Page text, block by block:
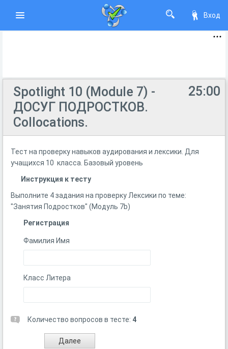
Вход
25:00
Spotlight 10 (Module 7) -
ДОСУГ ПОДРОСТКОВ.
Collocations.
Тест на проверку навыков аудирования и лексики. Для
учащихся 10 класса. Базовый уровень
Инструкция к тесту
Выполните 4 задания на проверку Лексики по теме:
"Занятия Подростков" (Модуль 7b)
Регистрация
Фамилия Имя
Класс Литера
Количество вопросов в тесте: 4